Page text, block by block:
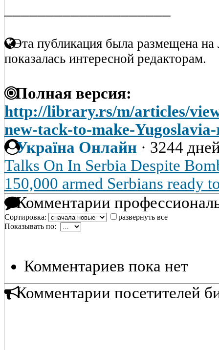
Эта публикация была размещена на
показалась интересной редакторам.
Полная версия:
http://library.rs/m/articles/
new-tack-to-make-
Україна Онлайн · 3244
Talks On In Serbia Despite
150,000 armed Serbians ready
Комментарии
Сортировка:
развернуть все
Показывать по:
Комментариев пока нет
Комментарии посетителей